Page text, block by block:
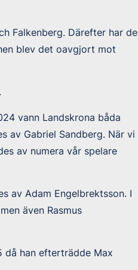
Falkenberg. Därefter har de
blev det oavgjort mot
vann Landskrona båda
av Gabriel Sandberg. När vi
av numera vår spelare
av Adam Engelbrektsson. I
även Rasmus
då han efterträdde Max